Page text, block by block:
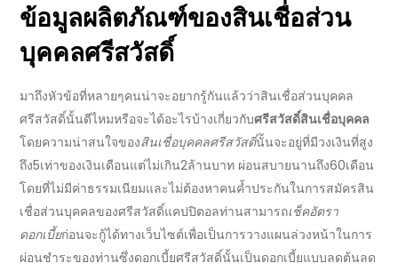
ข้อมูลผลิตภัณฑ์ของสินเชื่อส่วน
บุคคลศรีสวัสดิ์
มาถึงหัวข้อที่หลายๆคนน่าจะอยากรู้กันแล้วว่าสินเชื่อส่วนบุคคล
ศรีสวัสดิ์นั้นดีไหมหรือจะได้อะไรบ้างเกี่ยวกับศรีสวัสดิ์สินเชื่อบุคคล
โดยความน่าสนใจของสินเชื่อบุคคลศรีสวัสดิ์นั้นจะอยู่ที่มีวงเงินที่สูง
ถึง5เท่าของเงินเดือนแต่ไม่เกิน2ล้านบาท ผ่อนสบายนานถึง60เดือน
โดยที่ไม่มีค่าธรรมเนียมและไม่ต้องหาคนค้ำประกันในการสมัครสิน
เชื่อส่วนบุคคลของศรีสวัสดิ์แคปปิตอลท่านสามารถเช็คอัตรา
ดอกเบี้ยก่อนจะกู้ได้ทางเว็บไซต์เพื่อเป็นการวางแผนล่วงหน้าในการ
ผ่อนชำระของท่านซึ่งดอกเบี้ยศรีสวัสดิ์นั้นเป็นดอกเบี้ยแบบลดต้นลด